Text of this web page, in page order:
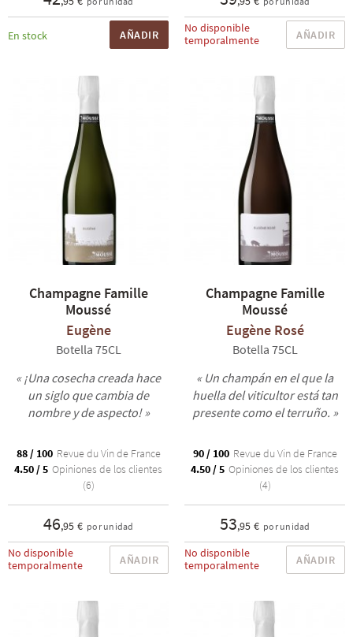
En stock AÑADIR
No disponible
temporalmente
AÑADIR
Champagne Famille
Moussé
Eugène
Botella 75CL
« ¡Una cosecha creada hace
un siglo que cambia de
nombre y de aspecto! »
88 / 100 Revue du Vin de France
4.50 / 5 Opiniones de los clientes
(6)
46,95 € por unidad
No disponible
temporalmente
AÑADIR
Champagne Famille
Moussé
Eugène Rosé
Botella 75CL
« Un champán en el que la
huella del viticultor está tan
presente como el terruño. »
90 / 100 Revue du Vin de France
4.50 / 5 Opiniones de los clientes
(4)
53,95 € por unidad
No disponible
temporalmente
AÑADIR